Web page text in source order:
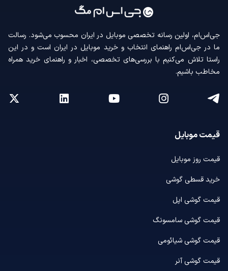
جی‌اس‌ام، اولین رسانه‌ تخصصی موبایل در ایران محسوب می‌شود. رسالت
ما در جی‌اس‌ام راهنمای انتخاب و خرید موبایل در ایران است و در این
راستا تلاش می‌کنیم با بررسی‌های تخصصی، اخبار و راهنمای خرید همراه
مخاطب باشیم.
قیمت موبایل
قیمت روز موبایل
خرید قسطی گوشی
قیمت گوشی اپل
قیمت گوشی سامسونگ
قیمت گوشی شیائومی
قیمت گوشی آنر